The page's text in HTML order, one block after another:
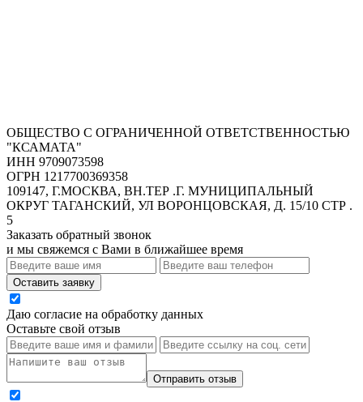
ОБЩЕСТВО С ОГРАНИЧЕННОЙ ОТВЕТСТВЕННОСТЬЮ
"КСАМАТА"
ИНН 9709073598
ОГРН 1217700369358
109147, Г.МОСКВА, ВН.ТЕР .Г. МУНИЦИПАЛЬНЫЙ
ОКРУГ ТАГАНСКИЙ, УЛ ВОРОНЦОВСКАЯ, Д. 15/10 СТР .
5
Заказать обратный звонок
и мы свяжемся с Вами в ближайшее время
Оставить заявку
Даю согласие на обработку данных
Оставьте свой отзыв
Отправить отзыв